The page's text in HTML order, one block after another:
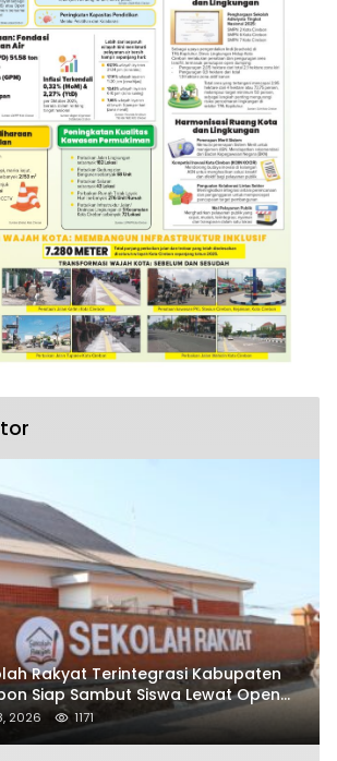
Rakyat Terintegrasi Kabupaten
Siap Sambut Siswa Lewat Open
dan MPLS
2026 1171